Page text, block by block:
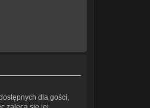
dla gości,